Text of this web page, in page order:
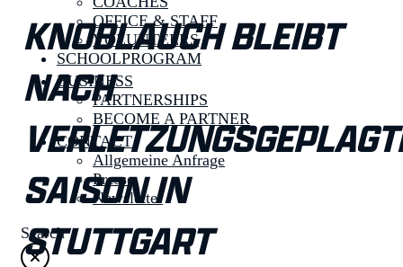
OFFICE & STAFF
VOLUNTEERS
SCHOOLPROGRAM
BUSINESS
PARTNERSHIPS
BECOME A PARTNER
CONTACT
Allgemeine Anfrage
Presse
Newsletter
Search
KNOBLAUCH BLEIBT
NACH
SAISON IN
STUTTGART